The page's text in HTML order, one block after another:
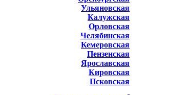
Ульяновская
Калужская
Орловская
Челябинская
Кемеровская
Пензенская
Ярославская
Кировская
Псковская